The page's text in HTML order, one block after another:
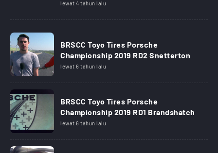
lewat 4 tahun lalu
BRSCC Toyo Tires Porsche
Championship 2019 RD2 Snetterton
lewat 6 tahun lalu
BRSCC Toyo Tires Porsche
Championship 2019 RD1 Brandshatch
lewat 6 tahun lalu